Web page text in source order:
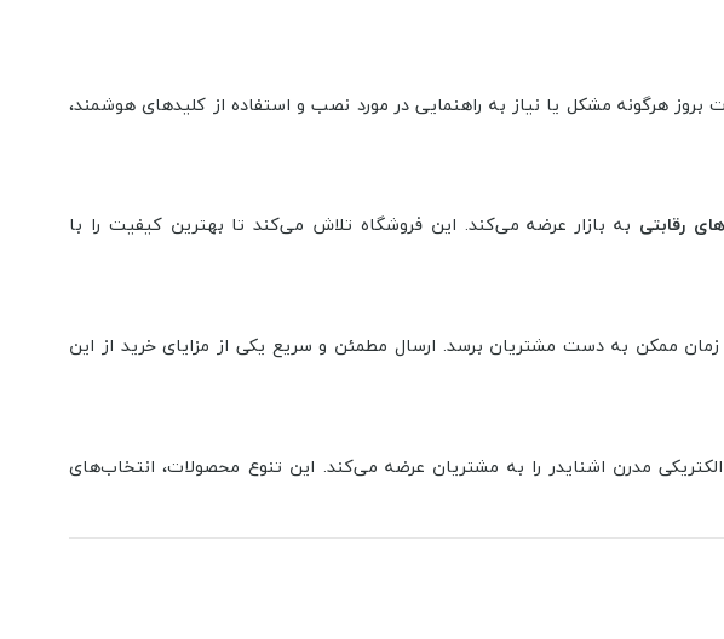
هرگونه مشکل یا نیاز به راهنمایی در مورد نصب و استفاده از کلیدهای هوشمند،
رقابتی به بازار عرضه می‌کند. این فروشگاه تلاش می‌کند تا بهترین کیفیت را با
ممکن به دست مشتریان برسد. ارسال مطمئن و سریع یکی از مزایای خرید از این
مدرن اشنایدر را به مشتریان عرضه می‌کند. این تنوع محصولات، انتخاب‌های